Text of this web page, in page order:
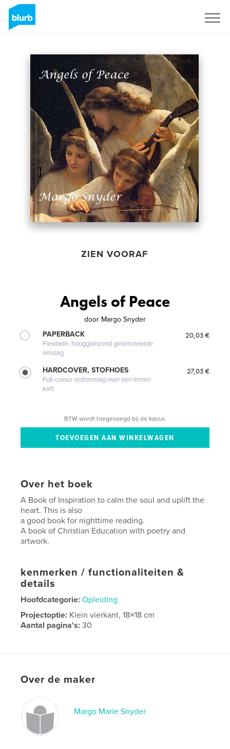
ZIEN VOORAF
Angels of Peace
door Margo Snyder
PAPERBACK
Flexibele, hoogglanzend gelamineerde
omslag
20,05 €
HARDCOVER, STOFHOES
Full-colour stofomslag over een linnen
kaft
27,05 €
BTW wordt toegevoegd bij de kassa.
Over het boek
A Book of Inspiration to calm the soul and uplift the
heart. This is also
a good book for nighttime reading.
A book of Christian Education with poetry and
artwork.
kenmerken / functionaliteiten &
details
Hoofdcategorie: Opleiding
Projectoptie: Klein vierkant, 18×18 cm
Aantal pagina's:30
Over de maker
Margo Marie Snyder